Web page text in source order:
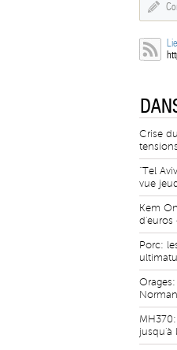
Crise
"Tel
vue
Kem
d'euros
Porc:
jusqu'à